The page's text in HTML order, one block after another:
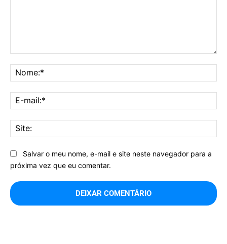
Salvar o meu nome, e-mail e site neste navegador para a
próxima vez que eu comentar.